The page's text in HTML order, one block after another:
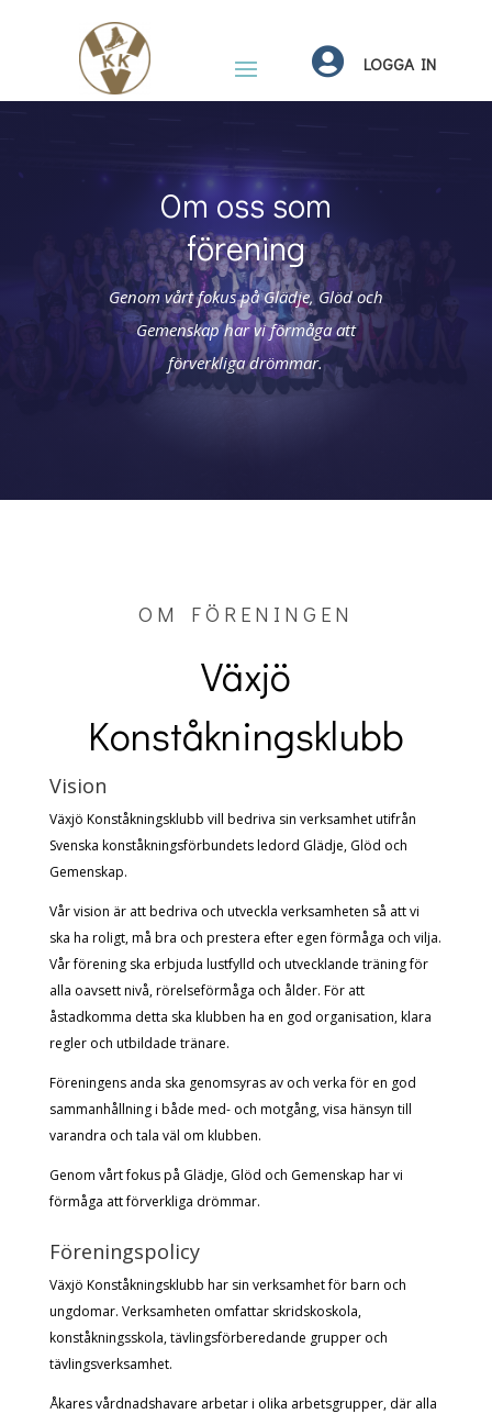
 LOGGA IN
Om oss som
förening
Genom vårt fokus på Glädje, Glöd och
Gemenskap har vi förmåga att
förverkliga drömmar.
OM FÖRENINGEN
Växjö
Konståkningsklubb
Vision
Växjö Konståkningsklubb vill bedriva sin verksamhet utifrån
Svenska konståkningsförbundets ledord Glädje, Glöd och
Gemenskap.
Vår vision är att bedriva och utveckla verksamheten så att vi
ska ha roligt, må bra och prestera efter egen förmåga och vilja.
Vår förening ska erbjuda lustfylld och utvecklande träning för
alla oavsett nivå, rörelseförmåga och ålder. För att
åstadkomma detta ska klubben ha en god organisation, klara
regler och utbildade tränare.
Föreningens anda ska genomsyras av och verka för en god
sammanhållning i både med- och motgång, visa hänsyn till
varandra och tala väl om klubben.
Genom vårt fokus på Glädje, Glöd och Gemenskap har vi
förmåga att förverkliga drömmar.
Föreningspolicy
Växjö Konståkningsklubb har sin verksamhet för barn och
ungdomar. Verksamheten omfattar skridskoskola,
konståkningsskola, tävlingsförberedande grupper och
tävlingsverksamhet.
Åkares vårdnadshavare arbetar i olika arbetsgrupper, där alla